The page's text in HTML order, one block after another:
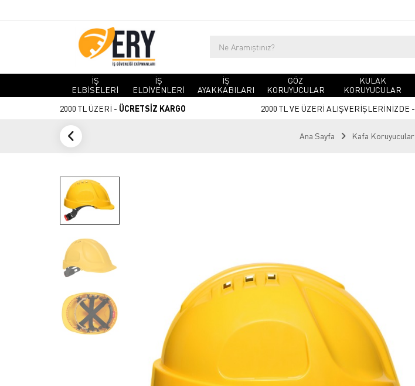
İŞ
ELBİSELERİ
İŞ
ELDİVENLERİ
İŞ
AYAKKABILARI
GÖZ
KORUYUCULAR
KULAK
KORUYUCULAR
2000 TL ÜZERİ - ÜCRETSİZ KARGO 2000 TL VE ÜZERİ ALIŞVERİŞLERİNİZDE -
Ana Sayfa Kafa Koruyucular